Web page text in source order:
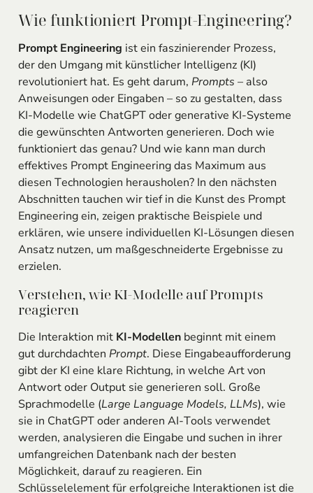
Wie funktioniert Prompt-Engineering?
Prompt Engineering ist ein faszinierender Prozess,
der den Umgang mit künstlicher Intelligenz (KI)
revolutioniert hat. Es geht darum, Prompts – also
Anweisungen oder Eingaben – so zu gestalten, dass
KI-Modelle wie ChatGPT oder generative KI-Systeme
die gewünschten Antworten generieren. Doch wie
funktioniert das genau? Und wie kann man durch
effektives Prompt Engineering das Maximum aus
diesen Technologien herausholen? In den nächsten
Abschnitten tauchen wir tief in die Kunst des Prompt
Engineering ein, zeigen praktische Beispiele und
erklären, wie unsere individuellen KI-Lösungen diesen
Ansatz nutzen, um maßgeschneiderte Ergebnisse zu
erzielen.
Verstehen, wie KI-Modelle auf Prompts
reagieren
Die Interaktion mit KI-Modellenbeginnt mit einem
gut durchdachten Prompt. Diese Eingabeaufforderung
gibt der KI eine klare Richtung, in welche Art von
Antwort oder Output sie generieren soll. Große
Sprachmodelle (Large Language Models, LLMs), wie
sie in ChatGPT oder anderen AI-Tools verwendet
werden, analysieren die Eingabe und suchen in ihrer
umfangreichen Datenbank nach der besten
Möglichkeit, darauf zu reagieren. Ein
Schlüsselelement für erfolgreiche Interaktionen ist die